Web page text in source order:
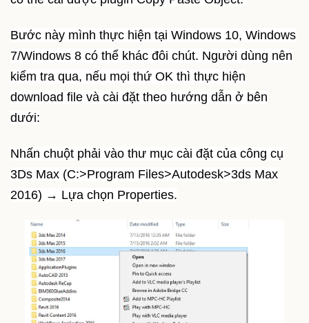
Bước này mình thực hiện tại Windows 10, Windows
7/Windows 8 có thể khác đôi chút. Người dùng nên
kiểm tra qua, nếu mọi thứ OK thì thực hiện
download file và cài đặt theo hướng dẫn ở bên
dưới:
Nhấn chuột phải vào thư mục cài đặt của công cụ
3Ds Max (C:>Program Files>Autodesk>3ds Max
2016) → Lựa chọn Properties.